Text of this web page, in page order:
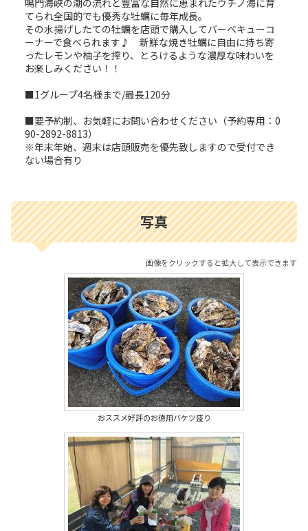
てられ全国的でも優秀な牡蠣に毎年成長。
その水揚げしたての牡蠣を店頭で購入してバーベキューコ
ーナーで食べられます♪ 新鮮な焼き牡蠣に自由に持ち寄
ったレモンや柚子を搾り、とろけるような濃厚な味わいを
お楽しみください！！
■1グループ4名様まで/最長120分
■要予約制、お気軽にお問い合わせください（予約専用：0
90-2892-8813）
※年末年始、週末は店頭販売を優先致しますので受付でき
ない場合有り
写真
画像をクリックすると拡大して表示できます
おススメ好評のお徳用バケツ盛り